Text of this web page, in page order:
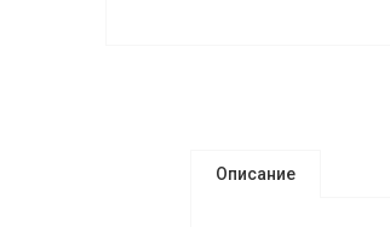
Описание